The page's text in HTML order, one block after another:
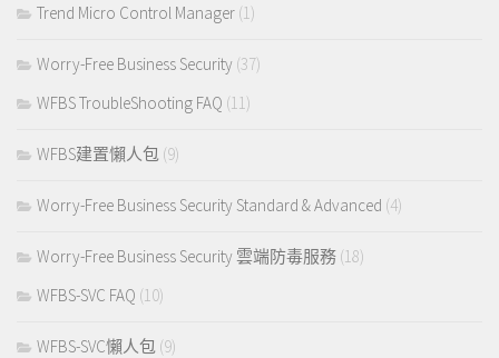
Trend Micro Control Manager (1)
Worry-Free Business Security (37)
WFBS TroubleShooting FAQ (11)
WFBS建置懶人包 (9)
Worry-Free Business Security Standard & Advanced (4)
Worry-Free Business Security 雲端防毒服務 (18)
WFBS-SVC FAQ (10)
WFBS-SVC懶人包 (9)